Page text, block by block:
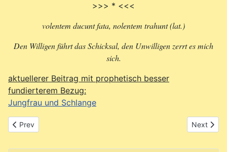
>>> * <<<
volentem ducunt fata, nolentem trahunt (lat.)
Den Willigen führt das Schicksal, den Unwilligen zerrt es mich
sich.
aktuellerer Beitrag mit prophetisch besser
fundierterem Bezug:
Jungfrau und Schlange
Previous article: Geschwindigkeitsmesser von AF447
Prev Next
Next